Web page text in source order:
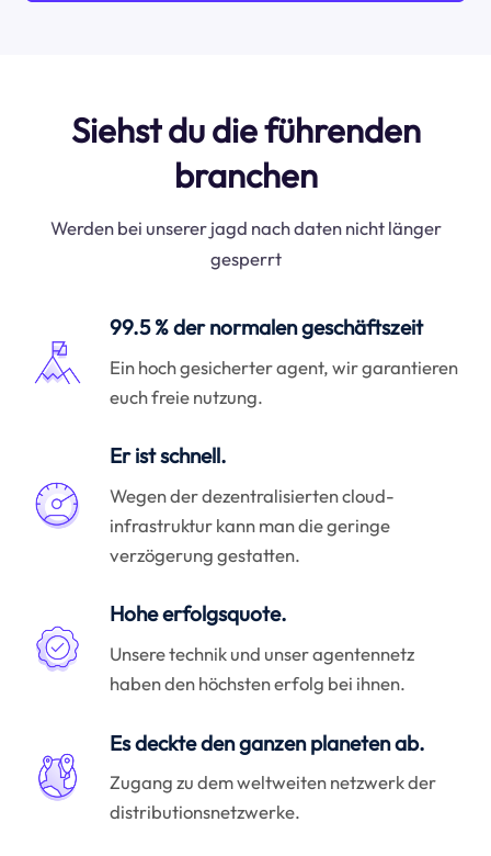
Siehst du die führenden
branchen
Werden bei unserer jagd nach daten nicht länger
gesperrt
99.5 % der normalen geschäftszeit
Ein hoch gesicherter agent, wir garantieren
euch freie nutzung.
Er ist schnell.
Wegen der dezentralisierten cloud-
infrastruktur kann man die geringe
verzögerung gestatten.
Hohe erfolgsquote.
Unsere technik und unser agentennetz
haben den höchsten erfolg bei ihnen.
Es deckte den ganzen planeten ab.
Zugang zu dem weltweiten netzwerk der
distributionsnetzwerke.